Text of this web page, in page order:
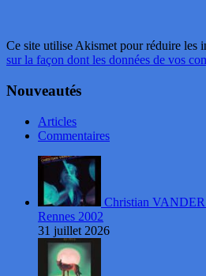
Ce site utilise Akismet pour réduire les
sur la façon dont les données de vos
Nouveautés
Articles
Commentaires
Christian
Rennes 2002
31 juillet 2026